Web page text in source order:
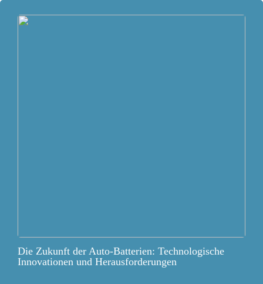
Die Zukunft der Auto-Batterien: Technologische
Innovationen und Herausforderungen